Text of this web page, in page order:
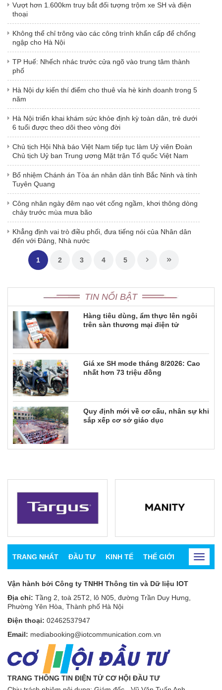
Vượt hơn 1.600km truy bắt đối tượng trộm xe SH và điện
thoại
Không thể chỉ trông vào các công trình khẩn cấp để chống
ngập cho Hà Nội
TP Huế: Nhếch nhác trước cửa ngõ vào trung tâm thành
phố
Hà Nội dự kiến thí điểm cho thuê vỉa hè kinh doanh trong 5
năm
Hà Nội triển khai khám sức khỏe định kỳ toàn dân, trẻ dưới
6 tuổi được theo dõi theo vòng đời
Chủ tịch Hội Nhà báo Việt Nam tiếp tục làm Uỷ viên Đoàn
Chủ tịch Uỷ ban Trung ương Mặt trận Tổ quốc Việt Nam
Bổ nhiệm Chánh án Tòa án nhân dân tỉnh Bắc Ninh và tỉnh
Tuyên Quang
Công nhân ngày đêm nạo vét cống ngầm, khơi thông dòng
chảy trước mùa mưa bão
Khẳng định vai trò điều phối, đưa tiếng nói của Nhân dân
đến với Đảng, Nhà nước
1 2 3 4 5
TIN NỔI BẬT
Hàng tiêu dùng, ẩm thực lên ngôi
trên sàn thương mại điện tử
Giá xe SH mode tháng 8/2026: Cao
nhất hơn 73 triệu đồng
Quy định mới về cơ cấu, nhân sự khi
sắp xếp cơ sở giáo dục
TRANG NHẤT ĐẦU TƯ KINH TẾ THẾ GIỚI CHỨNG
Toggle
Vận hành bởi Công ty TNHH Thông tin và Dữ liệu IOT
Địa chỉ: Tầng 2, toà 25T2, lô N05, đường Trần Duy Hưng,
Phường Yên Hòa, Thành phố Hà Nội
Điện thoại: 02462537947
Email: mediabooking@iotcommunication.com.vn
TRANG THÔNG TIN ĐIỆN TỬ CƠ HỘI ĐẦU TƯ